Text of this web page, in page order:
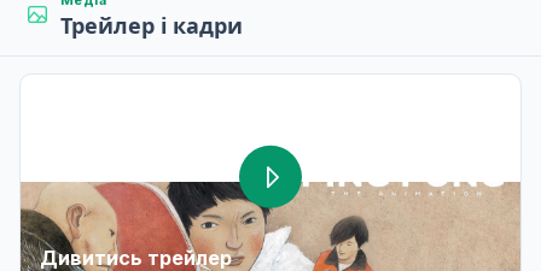
Трейлер і кадри
Дивитись трейлер